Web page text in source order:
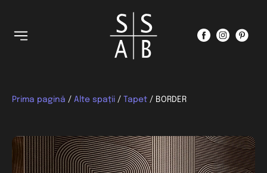
Prima pagină / Alte spații / Tapet / BORDER